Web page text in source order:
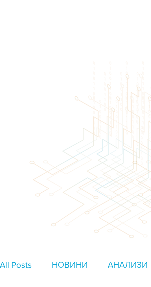
All Posts НОВИНИ АНАЛИЗИ